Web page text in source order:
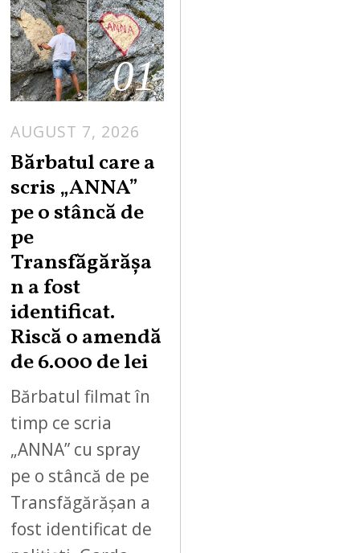
01
AUGUST 7, 2026
Bărbatul care a
scris „ANNA”
pe o stâncă de
pe
Transfăgărășa
n a fost
identificat.
Riscă o amendă
de 6.000 de lei
Bărbatul filmat în
timp ce scria
„ANNA” cu spray
pe o stâncă de pe
Transfăgărășan a
fost identificat de